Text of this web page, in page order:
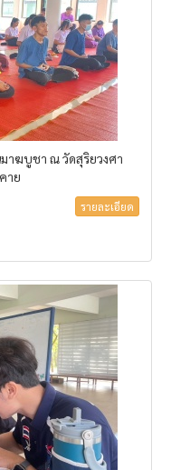
าฆบูชา ณ วัดสุริยวงศา
าย
รายละเอียด